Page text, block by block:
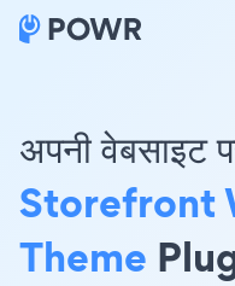
अपनी
Storefront
Theme